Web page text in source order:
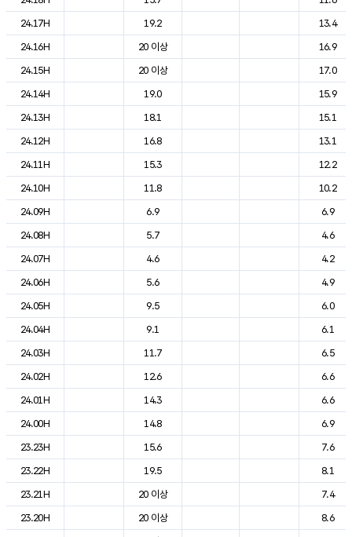
24.17H
19.2
13.4
24.16H
20 이상
16.9
24.15H
20 이상
17.0
24.14H
19.0
15.9
24.13H
18.1
15.1
24.12H
16.8
13.1
24.11H
15.3
12.2
24.10H
11.8
10.2
24.09H
6.9
6.9
24.08H
5.7
4.6
24.07H
4.6
4.2
24.06H
5.6
4.9
24.05H
9.5
6.0
24.04H
9.1
6.1
24.03H
11.7
6.5
24.02H
12.6
6.6
24.01H
14.3
6.6
24.00H
14.8
6.9
23.23H
15.6
7.6
23.22H
19.5
8.1
23.21H
20 이상
7.4
23.20H
20 이상
8.6